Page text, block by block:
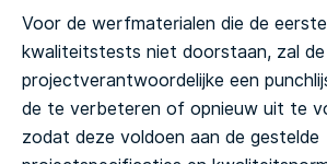
Voor de werfmaterialen die de
kwaliteitstests niet doorstaan, zal
projectverantwoordelijke een
de te verbeteren of opnieuw uit te
zodat deze voldoen aan de gestelde